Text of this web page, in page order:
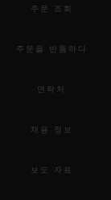
주문 조회
주문을 반품하다
연락처
채용 정보
보도 자료